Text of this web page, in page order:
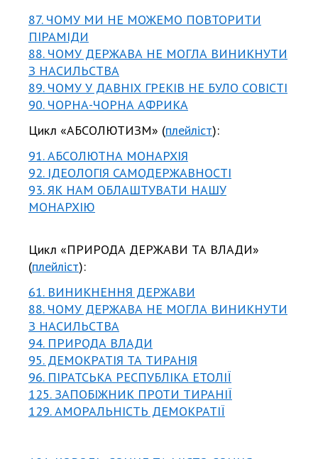
87. ЧОМУ МИ НЕ МОЖЕМО ПОВТОРИТИ
ПІРАМІДИ
88. ЧОМУ ДЕРЖАВА НЕ МОГЛА ВИНИКНУТИ
З НАСИЛЬСТВА
89. ЧОМУ У ДАВНІХ ГРЕКІВ НЕ БУЛО СОВІСТІ
90. ЧОРНА-ЧОРНА АФРИКА
Цикл «АБСОЛЮТИЗМ» (плейліст):
91. АБСОЛЮТНА МОНАРХІЯ
92. ІДЕОЛОГІЯ САМОДЕРЖАВНОСТІ
93. ЯК НАМ ОБЛАШТУВАТИ НАШУ
МОНАРХІЮ
Цикл «ПРИРОДА ДЕРЖАВИ ТА ВЛАДИ»
(плейліст):
61. ВИНИКНЕННЯ ДЕРЖАВИ
88. ЧОМУ ДЕРЖАВА НЕ МОГЛА ВИНИКНУТИ
З НАСИЛЬСТВА
94. ПРИРОДА ВЛАДИ
95. ДЕМОКРАТІЯ ТА ТИРАНІЯ
96. ПІРАТСЬКА РЕСПУБЛІКА ЕТОЛІЇ
125. ЗАПОБІЖНИК ПРОТИ ТИРАНІЇ
129. АМОРАЛЬНІСТЬ ДЕМОКРАТІЇ